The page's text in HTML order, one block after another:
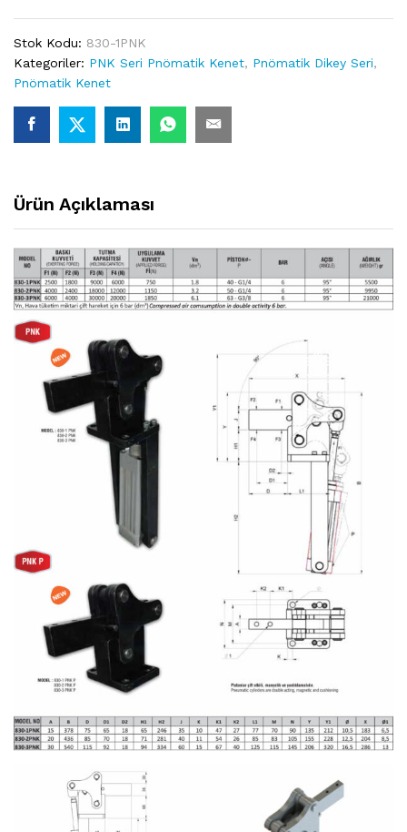
Stok Kodu: 830-1PNK
Kategoriler: PNK Seri Pnömatik Kenet, Pnömatik Dikey Seri,
Pnömatik Kenet
Ürün Açıklaması